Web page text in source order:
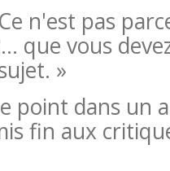
n'est pas
que vous
»
point dans un
fin aux